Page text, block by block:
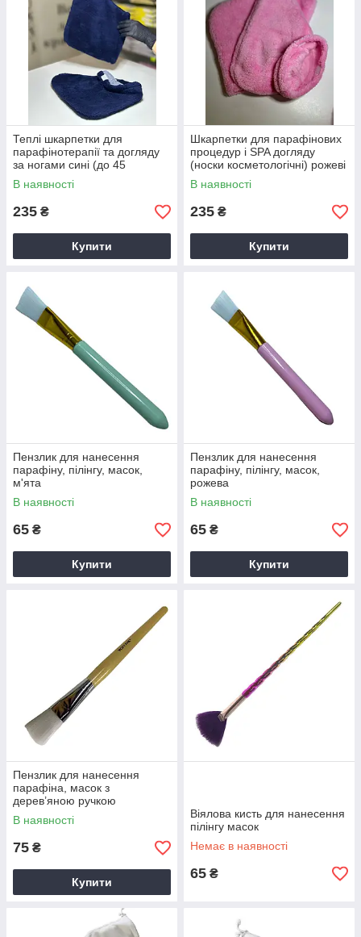
Теплі шкарпетки для
парафінотерапії та догляду
за ногами сині (до 45
розміру)
В наявності
235 ₴
Купити
Шкарпетки для парафінових
процедур і SPA догляду
(носки косметологічні) рожеві
В наявності
235 ₴
Купити
Пензлик для нанесення
парафіну, пілінгу, масок,
м'ята
В наявності
65 ₴
Купити
Пензлик для нанесення
парафіну, пілінгу, масок,
рожева
В наявності
65 ₴
Купити
Пензлик для нанесення
парафіна, масок з
дерев’яною ручкою
В наявності
75 ₴
Купити
Віялова кисть для нанесення
пілінгу масок
Немає в наявності
65 ₴